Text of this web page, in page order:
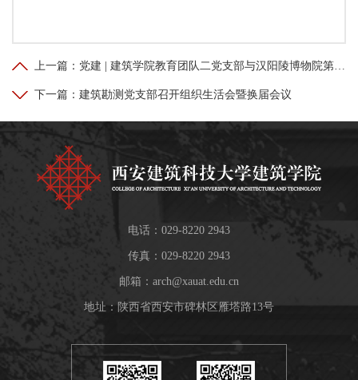
上一篇： 党建 | 建筑学院教育团队二党支部与汉阳陵博物院第四党支部联合开展主题党日活动
下一篇： 建筑勘测党支部召开组织生活会暨换届会议
电话：029-8220 2943
传真：029-8220 2943
邮箱： arch@xauat.edu.cn
地址：陕西省西安市碑林区雁塔路13号